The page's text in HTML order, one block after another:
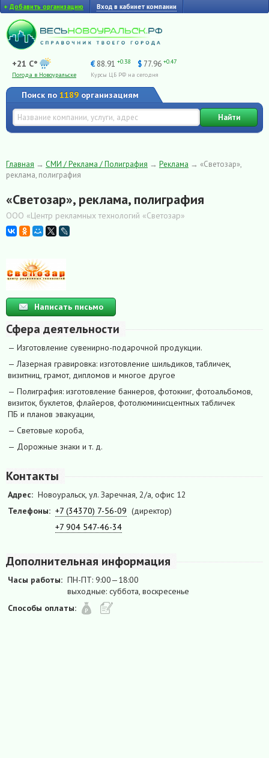
+ Добавить организацию Вход в кабинет компании
+21 C°
Погода в Новоуральске
€ 88.91 +0.38 $ 77.96 +0.47
Курсы ЦБ РФ на сегодня
Поиск по 1189 организациям
Найти
Главная → СМИ / Реклама / Полиграфия → Реклама → «Светозар»,
реклама, полиграфия
«Светозар», реклама, полиграфия
ООО «Центр рекламных технологий «Светозар»
Написать письмо
Сфера деятельности
— Изготовление сувенирно-подарочной продукции.
— Лазерная гравировка: изготовление шильдиков, табличек,
визитниц, грамот, дипломов и многое другое
— Полиграфия: изготовление баннеров, фотокниг, фотоальбомов,
визиток, буклетов, флайеров, фотолюминисцентных табличек
ПБ и планов эвакуации,
— Световые короба,
— Дорожные знаки и т. д.
Контакты
Адрес: Новоуральск, ул. Заречная, 2/а, офис 12
Телефоны: +7 (34370) 7-56-09 (директор)
+7 904 547-46-34
Дополнительная информация
Часы работы: ПН-ПТ: 9:00—18:00
выходные: суббота, воскресенье
Способы оплаты: